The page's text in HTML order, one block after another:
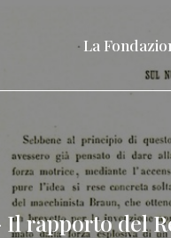
La
Il rapporto del